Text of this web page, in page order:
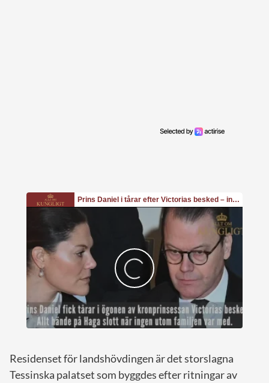
Residenset för landshövdingen är det storslagna
Tessinska palatset som byggdes efter ritningar av